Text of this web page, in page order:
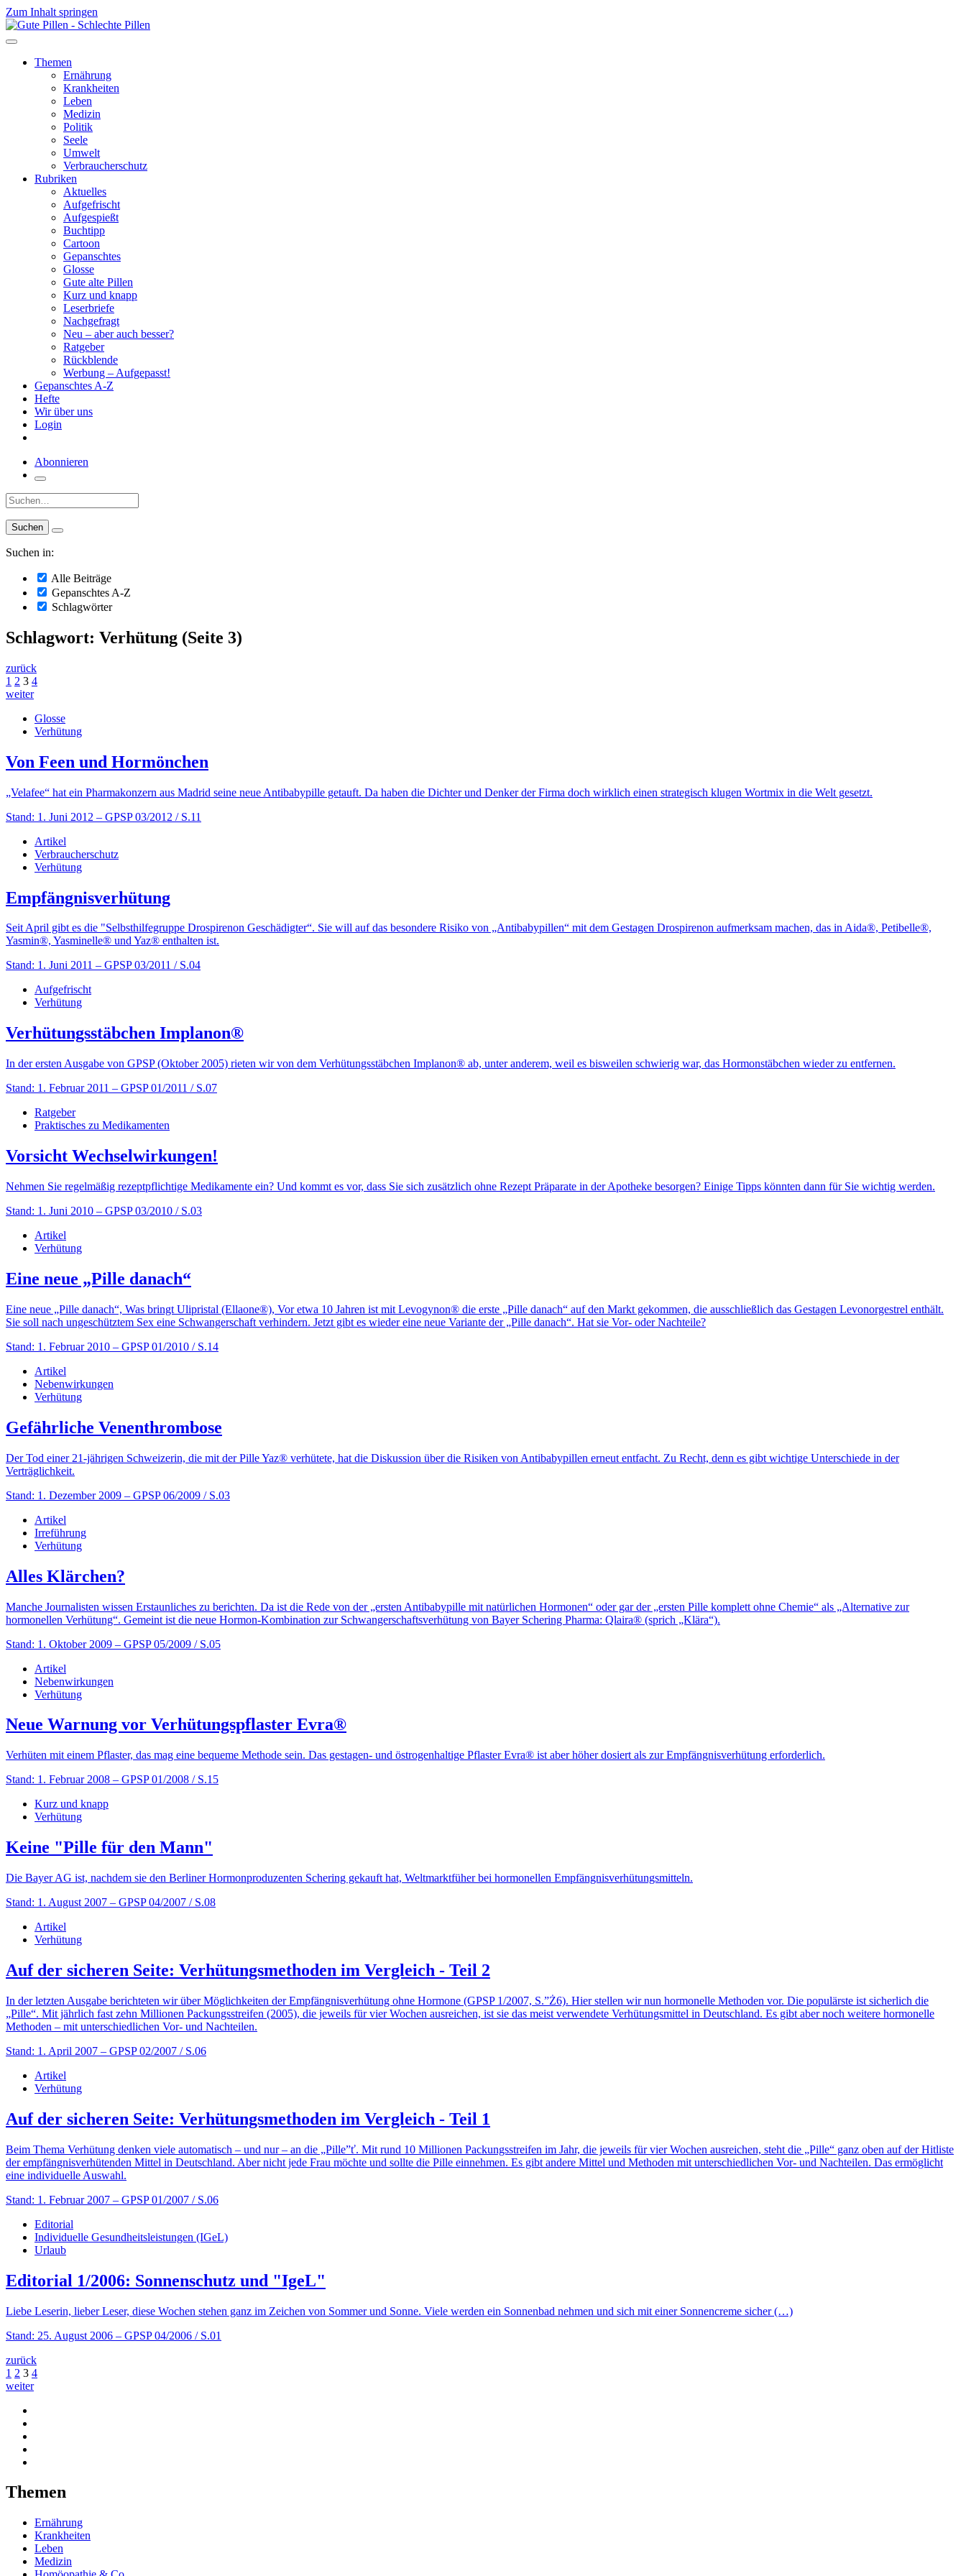
Zum Inhalt springen
Themen
Ernährung
Krankheiten
Leben
Medizin
Politik
Seele
Umwelt
Verbraucherschutz
Rubriken
Aktuelles
Aufgefrischt
Aufgespießt
Buchtipp
Cartoon
Gepanschtes
Glosse
Gute alte Pillen
Kurz und knapp
Leserbriefe
Nachgefragt
Neu – aber auch besser?
Ratgeber
Rückblende
Werbung – Aufgepasst!
Gepanschtes A-Z
Hefte
Wir über uns
Login
Abonnieren
Suche:
Suchen in:
Alle Beiträge
Gepanschtes A-Z
Schlagwörter
Schlagwort: Verhütung (Seite 3)
zurück
1 2 3 4
weiter
Glosse
Verhütung
Von Feen und Hormönchen
„Velafee“ hat ein Pharmakonzern aus Madrid seine neue Antibabypille getauft. Da haben die Dichter und Denker der Firma doch wirklich einen strategisch klugen Wortmix in die Welt gesetzt.
Stand: 1. Juni 2012 – GPSP 03/2012 / S.11
Artikel
Verbraucherschutz
Verhütung
Empfängnisverhütung
Seit April gibt es die "Selbsthilfegruppe Drospirenon Geschädigter“. Sie will auf das besondere Risiko von „Antibabypillen“ mit dem Gestagen Drospirenon aufmerksam machen, das in Aida®, Petibelle®,
Yasmin®, Yasminelle® und Yaz® enthalten ist.
Stand: 1. Juni 2011 – GPSP 03/2011 / S.04
Aufgefrischt
Verhütung
Verhütungsstäbchen Implanon®
In der ersten Ausgabe von GPSP (Oktober 2005) rieten wir von dem Verhütungsstäbchen Implanon® ab, unter anderem, weil es bisweilen schwierig war, das Hormonstäbchen wieder zu entfernen.
Stand: 1. Februar 2011 – GPSP 01/2011 / S.07
Ratgeber
Praktisches zu Medikamenten
Vorsicht Wechselwirkungen!
Nehmen Sie regelmäßig rezeptpflichtige Medikamente ein? Und kommt es vor, dass Sie sich zusätzlich ohne Rezept Präparate in der Apotheke besorgen? Einige Tipps könnten dann für Sie wichtig werden.
Stand: 1. Juni 2010 – GPSP 03/2010 / S.03
Artikel
Verhütung
Eine neue „Pille danach“
Eine neue „Pille danach“, Was bringt Ulipristal (Ellaone®), Vor etwa 10 Jahren ist mit Levogynon® die erste „Pille danach“ auf den Markt gekommen, die ausschließlich das Gestagen Levonorgestrel enthält.
Sie soll nach ungeschütztem Sex eine Schwangerschaft verhindern. Jetzt gibt es wieder eine neue Variante der „Pille danach“. Hat sie Vor- oder Nachteile?
Stand: 1. Februar 2010 – GPSP 01/2010 / S.14
Artikel
Nebenwirkungen
Verhütung
Gefährliche Venenthrombose
Der Tod einer 21-jährigen Schweizerin, die mit der Pille Yaz® verhütete, hat die Diskussion über die Risiken von Antibabypillen erneut entfacht. Zu Recht, denn es gibt wichtige Unterschiede in der
Verträglichkeit.
Stand: 1. Dezember 2009 – GPSP 06/2009 / S.03
Artikel
Irreführung
Verhütung
Alles Klärchen?
Manche Journalisten wissen Erstaunliches zu berichten. Da ist die Rede von der „ersten Antibabypille mit natürlichen Hormonen“ oder gar der „ersten Pille komplett ohne Chemie“ als „Alternative zur
hormonellen Verhütung“. Gemeint ist die neue Hormon-Kombination zur Schwangerschaftsverhütung von Bayer Schering Pharma: Qlaira® (sprich „Klära“).
Stand: 1. Oktober 2009 – GPSP 05/2009 / S.05
Artikel
Nebenwirkungen
Verhütung
Neue Warnung vor Verhütungspflaster Evra®
Verhüten mit einem Pflaster, das mag eine bequeme Methode sein. Das gestagen- und östrogenhaltige Pflaster Evra® ist aber höher dosiert als zur Empfängnisverhütung erforderlich.
Stand: 1. Februar 2008 – GPSP 01/2008 / S.15
Kurz und knapp
Verhütung
Keine "Pille für den Mann"
Die Bayer AG ist, nachdem sie den Berliner Hormonproduzenten Schering gekauft hat, Weltmarktfüher bei hormonellen Empfängnisverhütungsmitteln.
Stand: 1. August 2007 – GPSP 04/2007 / S.08
Artikel
Verhütung
Auf der sicheren Seite: Verhütungsmethoden im Vergleich - Teil 2
In der letzten Ausgabe berichteten wir über Möglichkeiten der Empfängnisverhütung ohne Hormone (GPSP 1/2007, S.”Ż6). Hier stellen wir nun hormonelle Methoden vor. Die populärste ist sicherlich die
„Pille“. Mit jährlich fast zehn Millionen Packungsstreifen (2005), die jeweils für vier Wochen ausreichen, ist sie das meist verwendete Verhütungsmittel in Deutschland. Es gibt aber noch weitere hormonelle
Methoden – mit unterschiedlichen Vor- und Nachteilen.
Stand: 1. April 2007 – GPSP 02/2007 / S.06
Artikel
Verhütung
Auf der sicheren Seite: Verhütungsmethoden im Vergleich - Teil 1
Beim Thema Verhütung denken viele automatisch – und nur – an die „Pille”ť. Mit rund 10 Millionen Packungsstreifen im Jahr, die jeweils für vier Wochen ausreichen, steht die „Pille“ ganz oben auf der Hitliste
der empfängnisverhütenden Mittel in Deutschland. Aber nicht jede Frau möchte und sollte die Pille einnehmen. Es gibt andere Mittel und Methoden mit unterschiedlichen Vor- und Nachteilen. Das ermöglicht
eine individuelle Auswahl.
Stand: 1. Februar 2007 – GPSP 01/2007 / S.06
Editorial
Individuelle Gesundheitsleistungen (IGeL)
Urlaub
Editorial 1/2006: Sonnenschutz und "IgeL"
Liebe Leserin, lieber Leser, diese Wochen stehen ganz im Zeichen von Sommer und Sonne. Viele werden ein Sonnenbad nehmen und sich mit einer Sonnencreme sicher (…)
Stand: 25. August 2006 – GPSP 04/2006 / S.01
zurück
1 2 3 4
weiter
Themen
Ernährung
Krankheiten
Leben
Medizin